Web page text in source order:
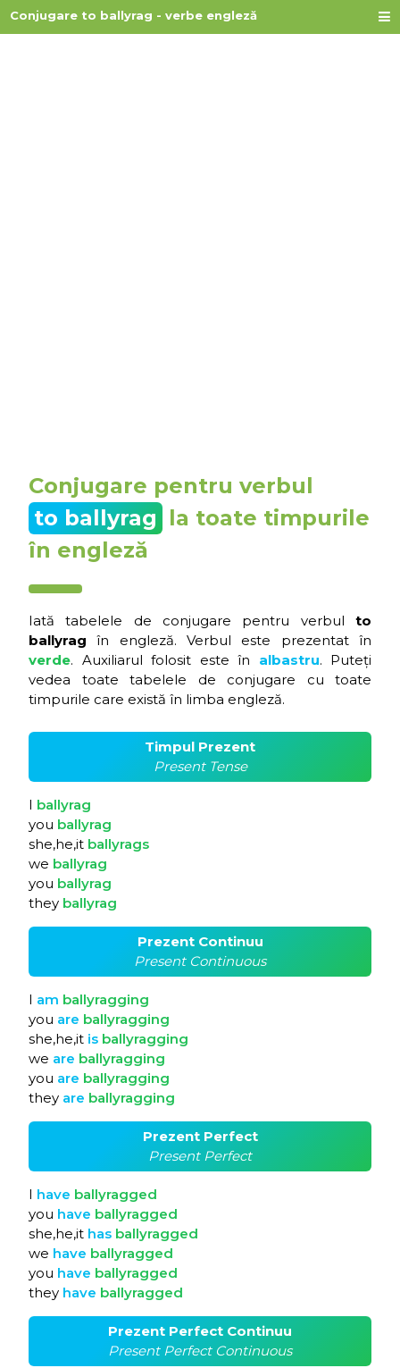
Conjugare to ballyrag - verbe engleză
Conjugare pentru verbul
to ballyrag la toate timpurile
în engleză
Iată tabelele de conjugare pentru verbul to
ballyrag în engleză. Verbul este prezentat în
verde. Auxiliarul folosit este în albastru. Puteți
vedea toate tabelele de conjugare cu toate
timpurile care există în limba engleză.
Timpul Prezent
Present Tense
I ballyrag
you ballyrag
she,he,it ballyrags
we ballyrag
you ballyrag
they ballyrag
Prezent Continuu
Present Continuous
I am ballyragging
you are ballyragging
she,he,it is ballyragging
we are ballyragging
you are ballyragging
they are ballyragging
Prezent Perfect
Present Perfect
I have ballyragged
you have ballyragged
she,he,it has ballyragged
we have ballyragged
you have ballyragged
they have ballyragged
Prezent Perfect Continuu
Present Perfect Continuous